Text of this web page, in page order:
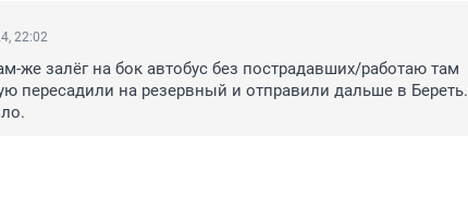
22:02
же залёг на бок автобус без пострадавших/работаю там
пересадили на резервный и отправили дальше в